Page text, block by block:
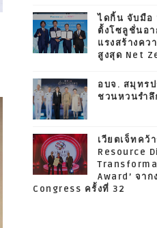
ไดกิ้น จับมือ
ตั้งโซลูชั่นอ
แรงสร้างคว
สูงสุด Net
อบจ. สมุทร
ชวนหวนรำ
เวียตเจ็ทคว้
Resource
Award’ จาก
Congress ครั้งที่ 32